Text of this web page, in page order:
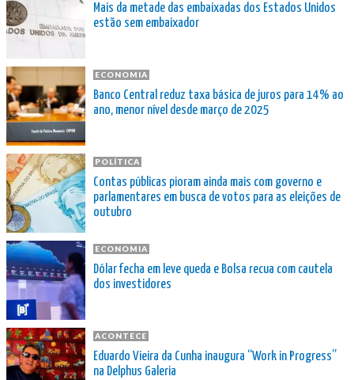
Mais da metade das embaixadas dos Estados Unidos
estão sem embaixador
ECONOMIA
Banco Central reduz taxa básica de juros para 14% ao
ano, menor nível desde março de 2025
POLÍTICA
Contas públicas pioram ainda mais com governo e
parlamentares em busca de votos para as eleições de
outubro
ECONOMIA
Dólar fecha em leve queda e Bolsa recua com cautela
dos investidores
ACONTECE
Eduardo Vieira da Cunha inaugura “Work in Progress”
na Delphus Galeria